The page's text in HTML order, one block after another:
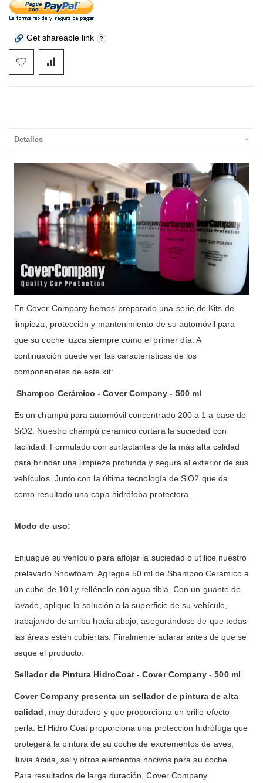
Get shareable link
Detalles
En Cover Company hemos preparado una serie de Kits de
limpieza, protección y mantenimiento de su automóvil para
que su coche luzca siempre como el primer día. A
continuación puede ver las características de los
componenetes de este kit:
Shampoo Cerámico - Cover Company - 500 ml
Es un champú para automóvil concentrado 200 a 1 a base de
SiO2. Nuestro champú cerámico cortará la suciedad con
facilidad. Formulado con surfactantes de la más alta calidad
para brindar una limpieza profunda y segura al exterior de sus
vehículos. Junto con la última tecnología de SiO2 que da
como resultado una capa hidrófoba protectora.
Modo de uso:
Enjuague su vehículo para aflojar la suciedad o utilice nuestro
prelavado Snowfoam. Agregue 50 ml de Shampoo Cerámico a
un cubo de 10 l y rellénelo con agua tibia. Con un guante de
lavado, aplique la solución a la superficie de su vehículo,
trabajando de arriba hacia abajo, asegurándose de que todas
las áreas estén cubiertas. Finalmente aclarar antes de que se
seque el producto.
Sellador de Pintura HidroCoat - Cover Company - 500 ml
Cover Company presenta un sellador de pintura de alta
calidad, muy duradero y que proporciona un brillo efecto
perla. El Hidro Coat proporciona una proteccion hidrófuga que
protegerá la pintura de su coche de excrementos de aves,
lluvia ácida, sal y otros elementos nocivos para su coche.
Para resultados de larga duración, Cover Company